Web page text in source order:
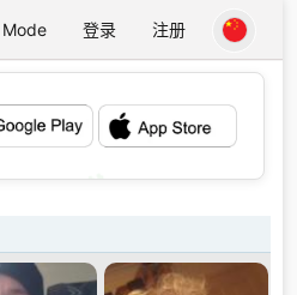
Mode 登录 注册